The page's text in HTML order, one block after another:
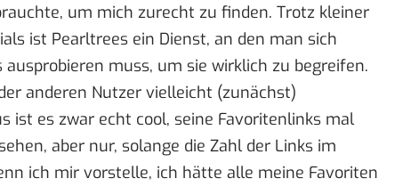
um mich zurecht zu finden. Trotz kleiner
ist Pearltrees ein Dienst, an den man sich
muss, um sie wirklich zu begreifen.
anderen Nutzer vielleicht (zunächst)
ist es zwar echt cool, seine Favoritenlinks mal
aber nur, solange die Zahl der Links im
ich mir vorstelle, ich hätte alle meine Favoriten